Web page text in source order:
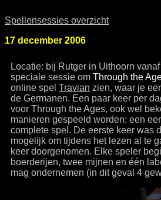
Spellensessies overzicht
17 december 2006
Locatie: bij Rutger in Uithoorn
speciale sessie om Through the
online spel Travian zien, waar je
de Germanen. Een paar keer per
voor Through the Ages, ook wel
manieren gespeeld worden: een
complete spel. De eerste keer was
mogelijk om tijdens het lezen al te
keer doorgenomen. Elke speler
boerderijen, twee mijnen en één
mag ondernemen (in dit geval 4